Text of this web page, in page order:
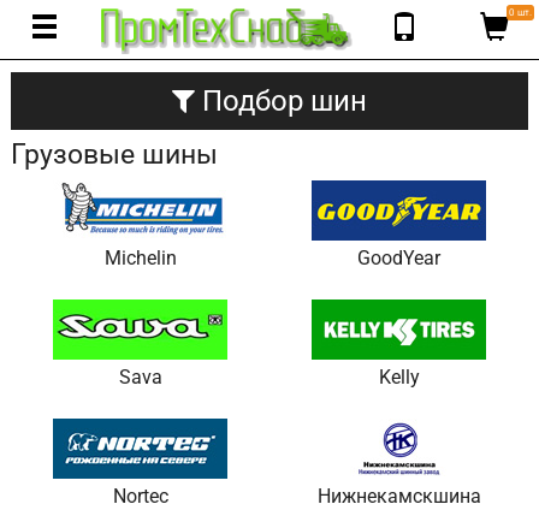
0 шт.
Подбор шин
Грузовые шины
Michelin GoodYear
Sava Kelly
Nortec Нижнекамскшина